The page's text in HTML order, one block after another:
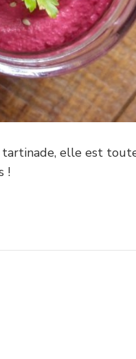
tartinade, elle est
!